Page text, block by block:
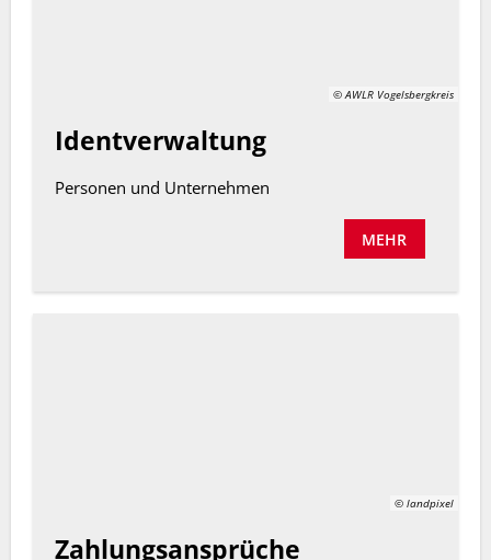
© AWLR Vogelsbergkreis
Identverwaltung
Personen und Unternehmen
MEHR
© landpixel
Zahlungsansprüche